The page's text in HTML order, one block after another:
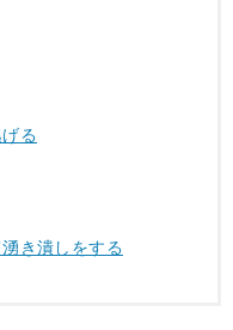
る
き潰しをする